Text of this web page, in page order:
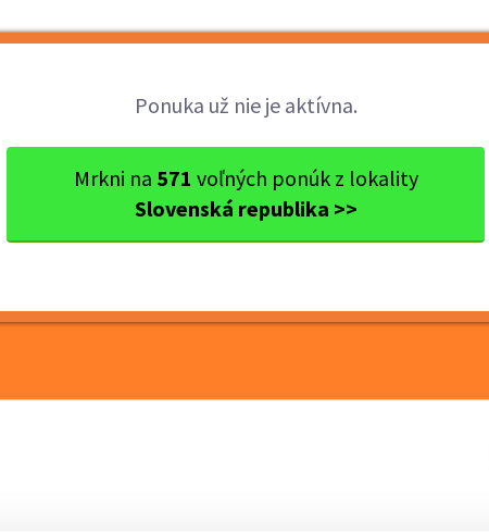
Ponuka už nie je aktívna.
Mrkni na 571 voľných ponúk z lokality
Slovenská republika >>
Ok. Bratislava Bratislava Termín 08.07.
tovaru v
jeho príprava